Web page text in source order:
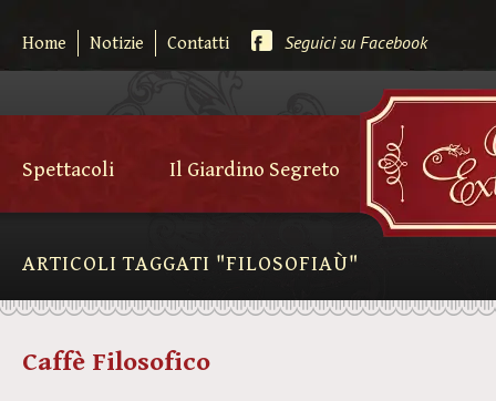
Home Notizie Contatti Seguici su Facebook
Spettacoli Il Giardino Segreto
ARTICOLI TAGGATI "FILOSOFIAÙ"
Caffè Filosofico